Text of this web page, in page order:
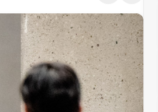
Klein
Standaard
Groot
Kopieer link